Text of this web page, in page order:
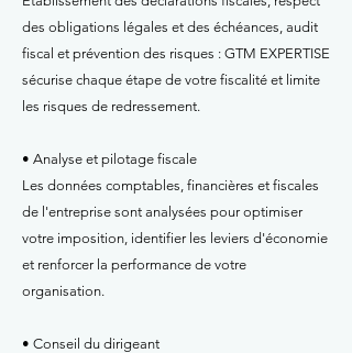
des obligations légales et des échéances, audit
fiscal et prévention des risques : GTM EXPERTISE
sécurise chaque étape de votre fiscalité et limite
les risques de redressement.
• Analyse et pilotage fiscale
Les données comptables, financières et fiscales
de l'entreprise sont analysées pour optimiser
votre imposition, identifier les leviers d'économie
et renforcer la performance de votre
organisation.
• Conseil du dirigeant